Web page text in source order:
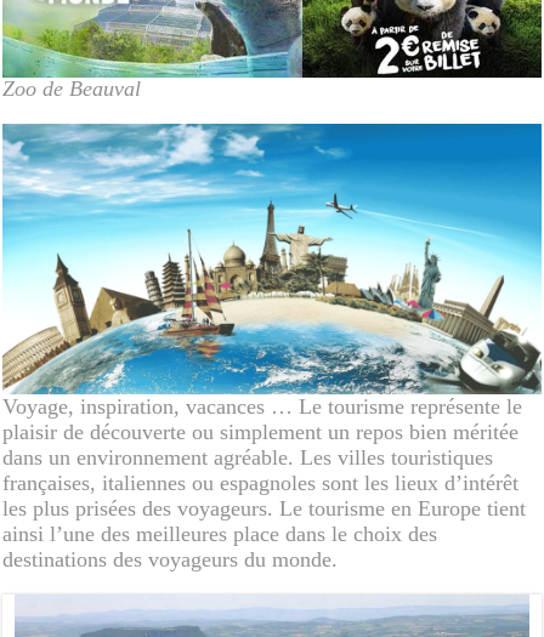
Zoo de Beauval
Voyage, inspiration, vacances … Le tourisme représente le
plaisir de découverte ou simplement un repos bien méritée
dans un environnement agréable. Les villes touristiques
françaises, italiennes ou espagnoles sont les lieux d’intérêt
les plus prisées des voyageurs. Le tourisme en Europe tient
ainsi l’une des meilleures place dans le choix des
destinations des voyageurs du monde.